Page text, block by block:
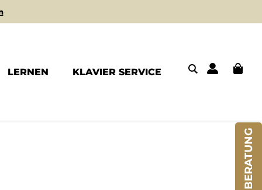
LERNEN KLAVIER SERVICE
BERATUNG